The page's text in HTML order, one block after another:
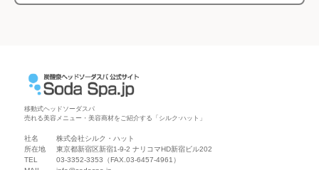
移動式ヘッドソーダスパ
売れる美容メニュー・美容商材をご紹介する「シルク·ハット」
社名
株式会社シルク・ハット
所在地
東京都新宿区新宿1-9-2 ナリコマHD新宿ビル202
TEL
03-3352-3353 （FAX.03-6457-4961）